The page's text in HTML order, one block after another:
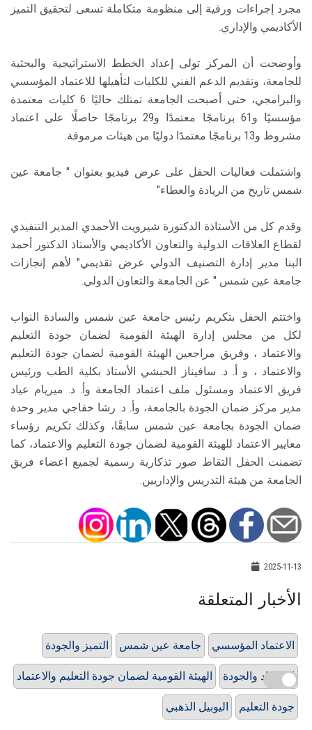
مجرد إجراءات ورقية إلى منظومة متكاملة تسعى لتحقيق التميز
الأكاديمي والإداري.
وأوضحت أن المركز تولى إعداد الخطط الاستراتيجية والبحثية
للجامعة، وتقديم الدعم الفني للكليات لتأهيلها للاعتماد المؤسسي
والبرامجي، حتى أصبحت الجامعة تمتلك حاليًا 6 كليات معتمدة
مؤسسيًا و61 برنامجًا معتمدًا و29 برنامجًا حاصلًا على اعتماد
مشروط و13 برنامجًا معتمدًا دوليًا من هيئات مرموقة.
واشتملت فعاليات الحفل على عرض فيديو بعنوان " جامعة عين
شمس تاريخ من الريادة والعطاء"
وقدم كل من الأستاذة الدكتورة شيرويت الأحمدي المدير التنفيذي
لقطاع العلاقات الدولية والتعاون الأكاديمي والأستاذ الدكتور أحمد
البنا مدير إدارة التصنيف الدولي عرض تقديمي" لأهم إنجازات
جامعة عين شمس " عن الجامعة والتعاون الدولي.
واختتم الحفل بتكريم رئيس جامعة عين شمس والسادة النواب
لكل من مجلس إدارة الهيئة القومية لضمان جودة التعليم
والاعتماد ، وفريق مراجعين الهيئة القومية لضمان جودة التعليم
والاعتماد ، و أ. د. سافيناز الحبشي الأستاذ بكلية الطب ورئيس
فريق الاعتماد ومسئول ملف اعتماد الجامعة وأ. د. میریام عیاد
مدیر مركز ضمان الجودة بالجامعة، وأ. د. رشا خفاجي مدير وحدة
ضمان الجودة بجامعة عين شمس سابقًا، وكذلك تكريم رؤساء
معايير الاعتماد للهيئة القومية لضمان جودة التعليم والاعتماد، كما
تضمنت الحفل التقاط صور تذكارية رسمية لجميع اعضاء فريق
الجامعة من هيئة التدريس والإداريين.
2025-11-13
الأخبار المتعلقة
التميز والجودة جامعة عين شمس الاعتماد المؤسسي
الهيئة القومية لضمان جودة التعليم والاعتماد الاعتماد والجودة
اليوبيل الذهبي جودة التعليم